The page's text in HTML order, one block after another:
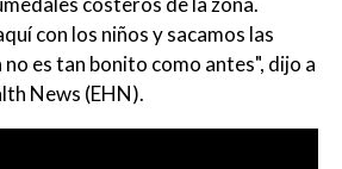
con los niños y sacamos las
no es tan bonito como antes", dijo a
News (EHN).